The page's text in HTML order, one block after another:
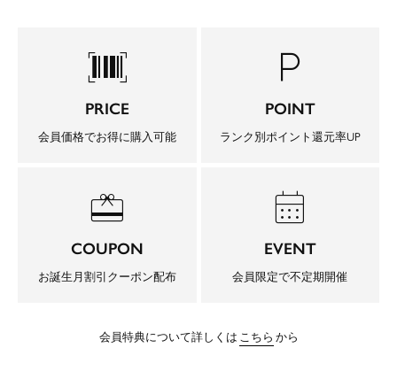
barcode_scanner
PRICE
会員価格でお得に購入可能
local_parking
POINT
ランク別ポイント還元率UP
redeem
COUPON
お誕生月割引クーポン配布
calendar_month
EVENT
会員限定で不定期開催
会員特典について詳しくは こちら から